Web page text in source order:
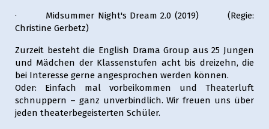
· Midsummer Night's Dream 2.0 (2019) (Regie:
Christine Gerbetz)
Zurzeit besteht die English Drama Group aus 25 Jungen
und Mädchen der Klassenstufen acht bis dreizehn, die
bei Interesse gerne angesprochen werden können.
Oder: Einfach mal vorbeikommen und Theaterluft
schnuppern – ganz unverbindlich. Wir freuen uns über
jeden theaterbegeisterten Schüler.